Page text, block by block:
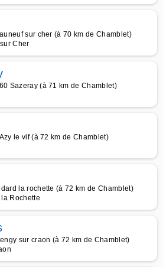
sur cher (à 70 km de Chamblet)
Cher
Sazeray (à 71 km de Chamblet)
le vif (à 72 km de Chamblet)
la rochette (à 72 km de Chamblet)
Rochette
sur craon (à 72 km de Chamblet)